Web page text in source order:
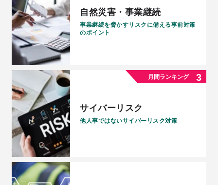
自然災害・事業継続
事業継続を脅かすリスクに備える事前対策
のポイント
サイバーリスク
他人事ではないサイバーリスク対策